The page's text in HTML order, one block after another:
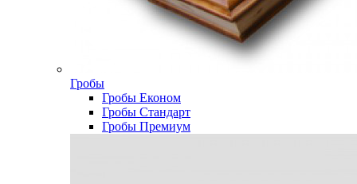
Гробы
Гробы Економ
Гробы Стандарт
Гробы Премиум